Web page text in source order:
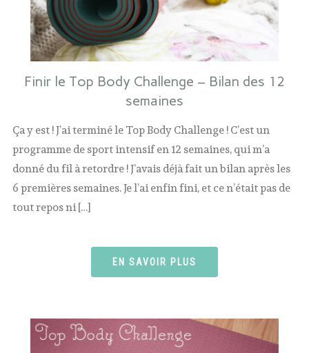
Finir le Top Body Challenge – Bilan des 12
semaines
Ça y est ! J’ai terminé le Top Body Challenge ! C’est un
programme de sport intensif en 12 semaines, qui m’a
donné du fil à retordre ! J’avais déjà fait un bilan après les
6 premières semaines. Je l’ai enfin fini, et ce n’était pas de
tout repos ni […]
EN SAVOIR PLUS